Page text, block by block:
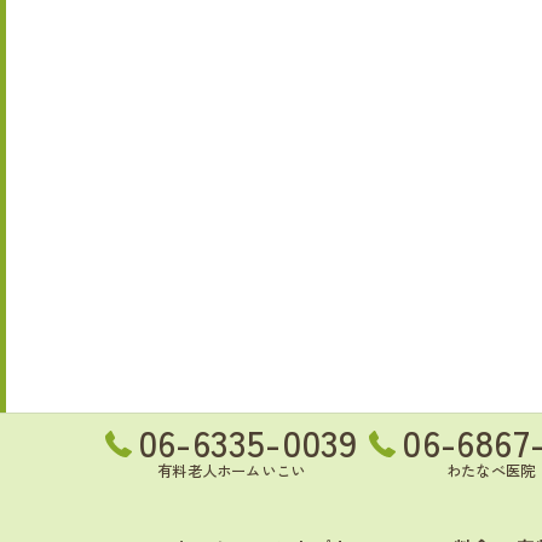
06-6335-0039
有料老人ホームいこい
06-
わたなべ医院